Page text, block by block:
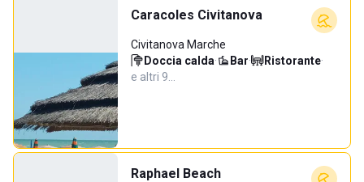
Caracoles Civitanova
Civitanova Marche
Doccia calda· Bar· Ristorante·
e altri 9…
Raphael Beach